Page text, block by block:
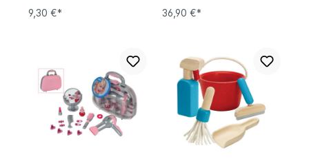
9,30 €* 36,90 €*